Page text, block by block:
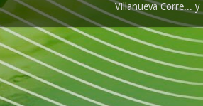
Villanueva Corre...